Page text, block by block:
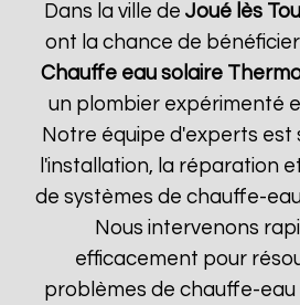
Dans la ville deJoué lès
ont la chance de
Chauffe eau solaire
un plombier expérimenté
Notre équipe d'experts est
l'installation, la réparation
de systèmes de chauffe-
Nous intervenons
efficacement pour
problèmes de chauffe-